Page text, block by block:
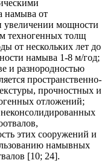
намыва от
увеличении мощности
техногенных толщ
от нескольких лет до
намыва 1-8 м/год;
и разнородностью
пространственно-
прочностных и
отложений;
этих сооружений и
намывных
[10; 24].